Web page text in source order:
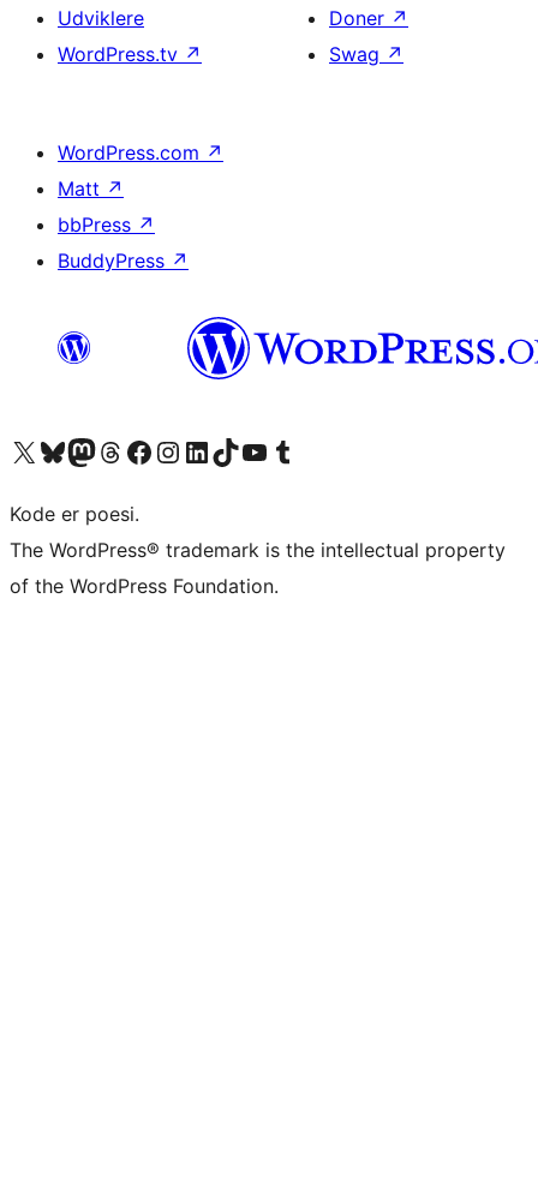
Udviklere
WordPress.tv ↗
Doner ↗
Swag ↗
WordPress.com ↗
Matt ↗
bbPress ↗
BuddyPress ↗
Besøg vores X (tidligere Twitter) konto
Besøg vores Bluesky-konto
Besøg vores Mastodon konto
Besøg vores Threads-konto
Besøg vores Facebook sideBesøg vores Instagram konto
Besøg vores LinkedIn konto
Besøg vores TikTok-konto
Besøg vores YouTube-kanalBesøg vores Tumblr-konto
Kode er poesi.
The WordPress® trademark is the intellectual property
of the WordPress Foundation.